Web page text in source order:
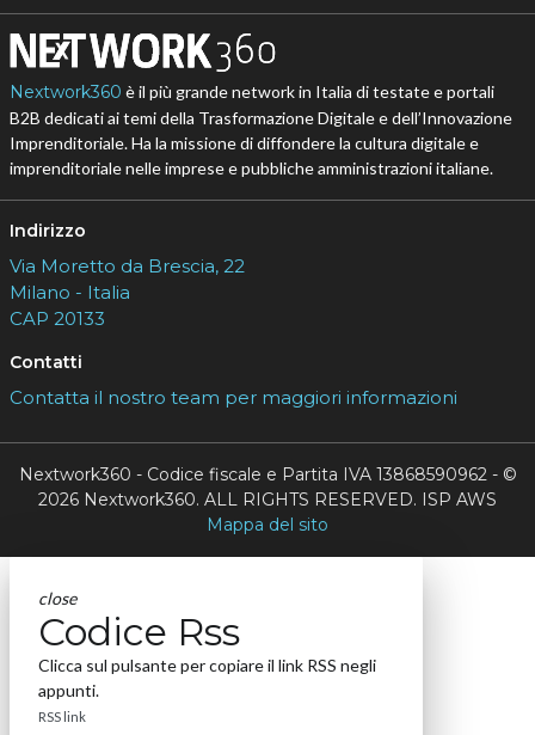
Nextwork360 è il più grande network in Italia di testate e portali
B2B dedicati ai temi della Trasformazione Digitale e dell’Innovazione
Imprenditoriale. Ha la missione di diffondere la cultura digitale e
imprenditoriale nelle imprese e pubbliche amministrazioni italiane.
Indirizzo
Via Moretto da Brescia, 22
Milano - Italia
CAP 20133
Contatti
Contatta il nostro team per maggiori informazioni
Nextwork360 - Codice fiscale e Partita IVA 13868590962 - ©
2026 Nextwork360. ALL RIGHTS RESERVED. ISP AWS
Mappa del sito
close
Codice Rss
Clicca sul pulsante per copiare il link RSS negli
appunti.
RSS link